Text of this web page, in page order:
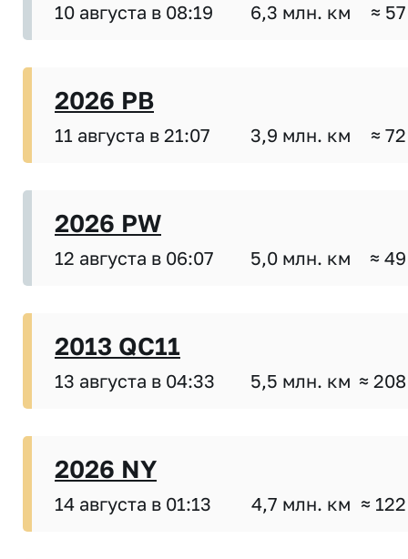
10 августа в 08:19 6,3 млн. км ≈
2026 PB
11 августа в 21:07 3,9 млн. км ≈
2026 PW
12 августа в 06:07 5,0 млн. км ≈
2013 QC11
13 августа в 04:33 5,5 млн. км ≈
2026 NY
14 августа в 01:13 4,7 млн. км ≈